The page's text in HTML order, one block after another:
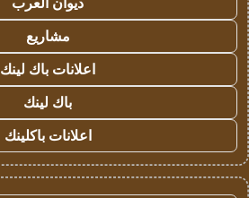
مشاريع
اعلانات باك لينك
باك لينك
اعلانات باكلينك